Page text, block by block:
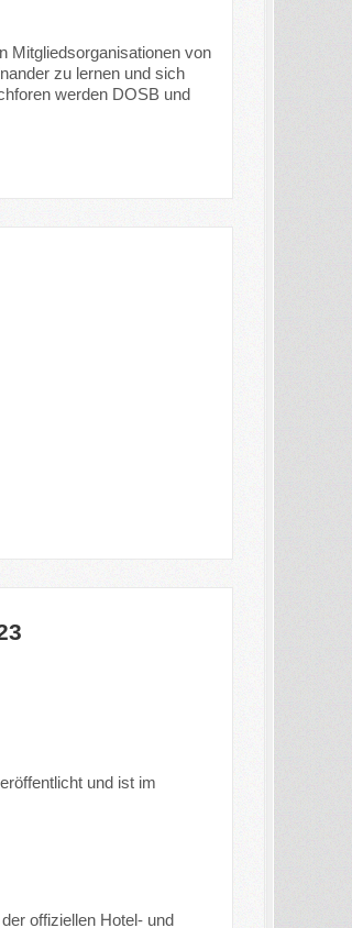
Mitgliedsorganisationen von
zu lernen und sich
werden DOSB und
und ist im
offiziellen Hotel- und